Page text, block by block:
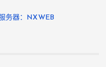
务器：NXWEB